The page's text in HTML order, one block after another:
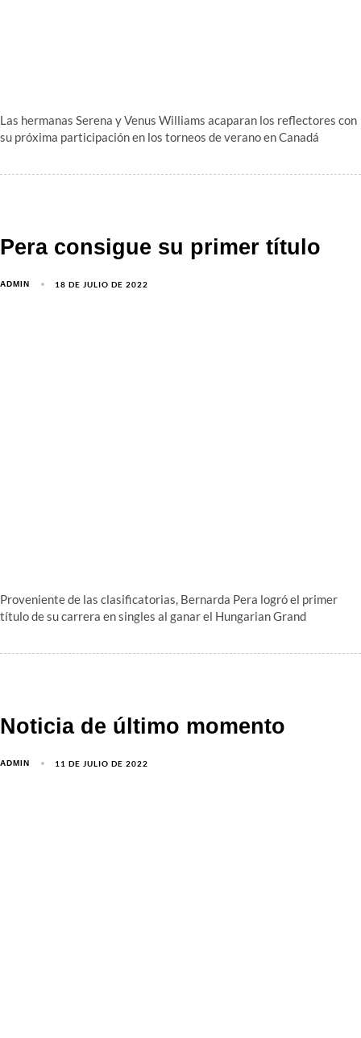
Las hermanas Serena y Venus Williams acaparan los reflectores con
su próxima participación en los torneos de verano en Canadá
Pera consigue su primer título
ADMIN 18 DE JULIO DE 2022
Proveniente de las clasificatorias, Bernarda Pera logró el primer
título de su carrera en singles al ganar el Hungarian Grand
Noticia de último momento
ADMIN 11 DE JULIO DE 2022